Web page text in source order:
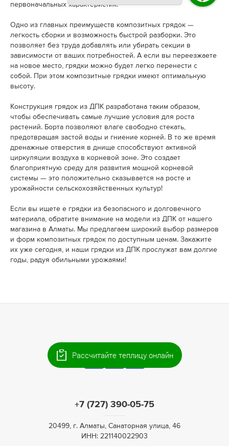
первоначальных характеристик.
Одно из главных преимуществ композитных грядок —
легкость сборки и возможность быстрой разборки. Это
позволяет без труда добавлять или убирать секции в
зависимости от ваших потребностей. А если вы переезжаете
на новое место, грядки можно будет легко перенести с
собой. При этом композитные грядки имеют оптимальную
высоту.
Конструкция грядок из ДПК разработана таким образом,
чтобы обеспечивать самые лучшие условия для роста
растений. Борта позволяют влаге свободно стекать,
предотвращая застой воды и гниение корней. В то же время
дренажные отверстия в днище способствуют активной
циркуляции воздуха в корневой зоне. Это создает
благоприятную среду для развития мощной корневой
системы — это положительно сказывается на росте и
урожайности сельскохозяйственных культур!
Если вы ищете е грядки из безопасного и долговечного
материала, обратите внимание на модели из ДПК от нашего
магазина в Алматы. Мы предлагаем широкий выбор размеров
и форм композитных грядок по доступным ценам. Закажите
их уже сегодня, и наши грядки из ДПК прослужат вам долгие
годы, радуя обильными урожаями!
+7 (727) 390-05-75
20499, г. Алматы, Санаторная улица, 46
ИНН: 221140022903
Рассчитайте теплицу онлайн